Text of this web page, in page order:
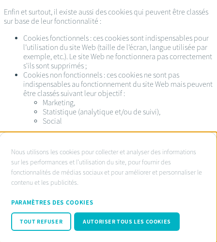
Enfin et surtout, il existe aussi des cookies qui peuvent être classés
sur base de leur fonctionnalité :
Cookies fonctionnels : ces cookies sont indispensables pour
l’utilisation du site Web (taille de l’écran, langue utilisée par
exemple, etc.). Le site Web ne fonctionnera pas correctement
s'ils sont supprimés ;
Cookies non fonctionnels : ces cookies ne sont pas
indispensables au fonctionnement du site Web mais peuvent
être classés suivant leur objectif :
Marketing,
Statistique (analytique et/ou de suivi),
Social
Service d’ombudsman agréé:
www.ombudsnotaire.be
Privacy Policy notaire.be
Cookie policy
Code de conduite RGPD
© Fednot 2026
À
propos
des
cookies
sur
ce
site
Nous utilisons les cookies pour collecter et analyser des informations
sur les performances et l'utilisation du site, pour fournir des
fonctionnalités de médias sociaux et pour améliorer et personnaliser le
contenu et les publicités.
PARAMÈTRES DES COOKIES
TOUT REFUSER AUTORISER TOUS LES COOKIES